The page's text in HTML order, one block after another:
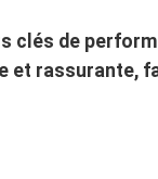
clés de
et rassurante,